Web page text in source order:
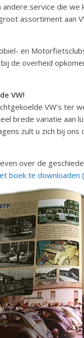
service die we
assortiment aan
en
de overheid
VW!
VW’s ter
brede variatie aan
zult u zich bij ons
over de
boek te downloaden